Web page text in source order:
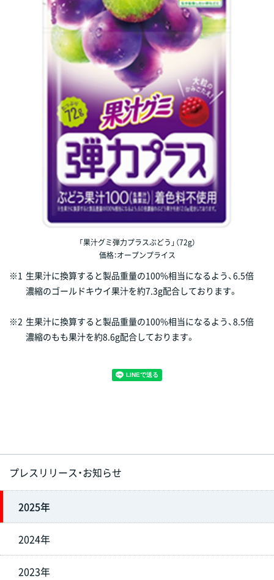
「果汁グミ弾力プラスぶどう」（72g）
価格：オープンプライス
※1 生果汁に換算すると製品重量の100%相当になるよう、6.5倍
濃縮のゴールドキウイ果汁を約7.3g配合しております。
※2 生果汁に換算すると製品重量の100%相当になるよう、8.5倍
濃縮のもも果汁を約8.6g配合しております。
プレスリリース・お知らせ
2025年
2024年
2023年